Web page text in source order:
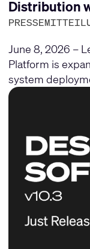
Distribution
June 8, 2026 –
Platform is
system